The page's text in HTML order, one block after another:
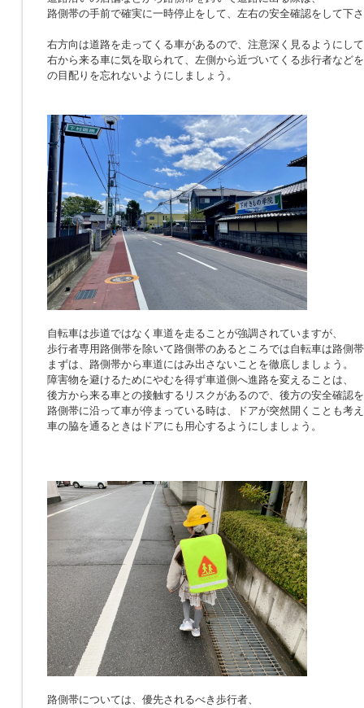
路側帯の手前で確実に一時停止をして、左右の安全確認をして下
右方向は道路を走ってくる車があるので、注意深く見るようにし
右から来る車に気を取られて、左側から近づいてくる歩行者など
の目配りを忘れないようにしましょう。
自転車は歩道ではなく車道を走ることが強調されていますが、
歩行者専用路側帯を除いて路側帯のあるところでは自転車は路側
まずは、路側帯から車道にはみ出さないことを徹底しましょう。
障害物を避けるためにやむを得ず車道側へ進路を変えることは、
後方から来る車との接触するリスクがあるので、後方の安全確認
路側帯に沿って車が停まっている時は、ドアが突然開くことも考
車の脇を通るときはドアにも用心するようにしましょう。
路側帯については、優先されるべき歩行者、